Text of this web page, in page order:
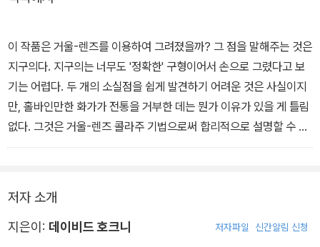
인한다.
그러나 미술사학계에서는 호크니의 발표를 문헌상으로 고증되지 않
은 억측이라며 이견을 보이고 있다. 그러나 완전히 이 연구결과를 무
시할 수는 없었는지 '호크니 심포지엄'까지 열며 이 주장의 사실 여부
ps. 이 책은 A4보다 세로 0.5cm, 가로 3cm가 더 크다. 수록된 명화
는 모두 칼라 인쇄로 한쪽 면을 가득 채우는 식으로 게재되어 있어 그
이 작품은 거울-렌즈를 이용하여 그려졌을까? 그 점을 말해주는 것은
지구의다. 지구의는 너무도 '정확한' 구형이어서 손으로 그렸다고 보
기는 어렵다. 두 개의 소실점을 쉽게 발견하기 어려운 것은 사실이지
만, 홀바인만한 화가가 전통을 거부한 데는 뭔가 이유가 있을 게 틀림
없다. 그것은 거울-렌즈 콜라주 기법으로써 합리적으로 설명할 수 있
다. (p.100 중에서)
저자 소개
지은이: 데이비드 호크니 저자파일 신간알림 신청